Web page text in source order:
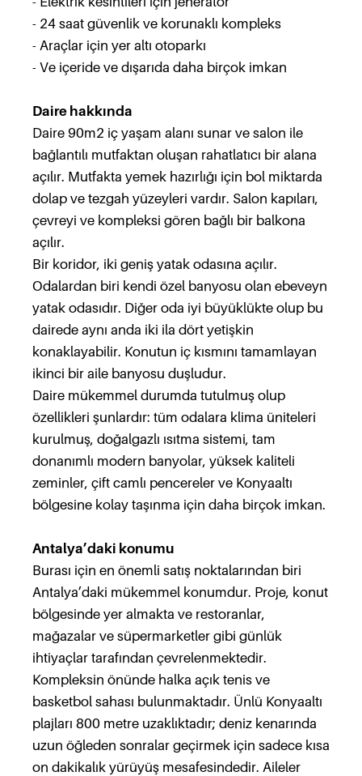
- 24 saat güvenlik ve korunaklı kompleks
- Araçlar için yer altı otoparkı
- Ve içeride ve dışarıda daha birçok imkan
Daire hakkında
Daire 90m2 iç yaşam alanı sunar ve salon ile
bağlantılı mutfaktan oluşan rahatlatıcı bir alana
açılır. Mutfakta yemek hazırlığı için bol miktarda
dolap ve tezgah yüzeyleri vardır. Salon kapıları,
çevreyi ve kompleksi gören bağlı bir balkona
açılır.
Bir koridor, iki geniş yatak odasına açılır.
Odalardan biri kendi özel banyosu olan ebeveyn
yatak odasıdır. Diğer oda iyi büyüklükte olup bu
dairede aynı anda iki ila dört yetişkin
konaklayabilir. Konutun iç kısmını tamamlayan
ikinci bir aile banyosu duşludur.
Daire mükemmel durumda tutulmuş olup
özellikleri şunlardır: tüm odalara klima üniteleri
kurulmuş, doğalgazlı ısıtma sistemi, tam
donanımlı modern banyolar, yüksek kaliteli
zeminler, çift camlı pencereler ve Konyaaltı
bölgesine kolay taşınma için daha birçok imkan.
Antalya’daki konumu
Burası için en önemli satış noktalarından biri
Antalya’daki mükemmel konumdur. Proje, konut
bölgesinde yer almakta ve restoranlar,
mağazalar ve süpermarketler gibi günlük
ihtiyaçlar tarafından çevrelenmektedir.
Kompleksin önünde halka açık tenis ve
basketbol sahası bulunmaktadır. Ünlü Konyaaltı
plajları 800 metre uzaklıktadır; deniz kenarında
uzun öğleden sonralar geçirmek için sadece kısa
on dakikalık yürüyüş mesafesindedir. Aileler